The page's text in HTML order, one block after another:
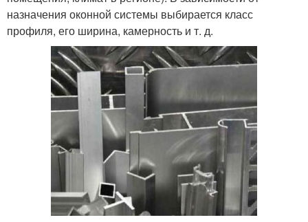
назначения оконной системы выбирается класс
профиля, его ширина, камерность и т. д.